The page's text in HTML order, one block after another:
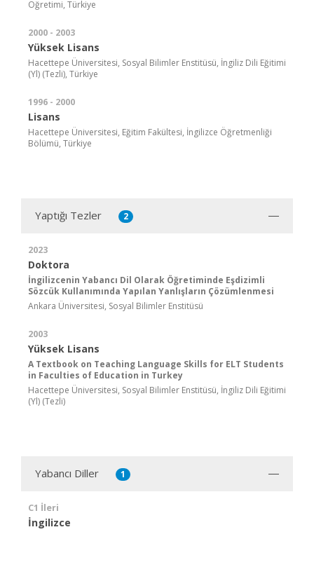
Öğretimi, Türkiye
2000 - 2003
Yüksek Lisans
Hacettepe Üniversitesi, Sosyal Bilimler Enstitüsü, İngiliz Dili Eğitimi
(Yl) (Tezli), Türkiye
1996 - 2000
Lisans
Hacettepe Üniversitesi, Eğitim Fakültesi, İngilizce Öğretmenliği
Bölümü, Türkiye
Yaptığı Tezler 2
2023
Doktora
İngilizcenin Yabancı Dil Olarak Öğretiminde Eşdizimli
Sözcük Kullanımında Yapılan Yanlışların Çözümlenmesi
Ankara Üniversitesi, Sosyal Bilimler Enstitüsü
2003
Yüksek Lisans
A Textbook on Teaching Language Skills for ELT Students
in Faculties of Education in Turkey
Hacettepe Üniversitesi, Sosyal Bilimler Enstitüsü, İngiliz Dili Eğitimi
(Yl) (Tezli)
Yabancı Diller 1
C1 İleri
İngilizce